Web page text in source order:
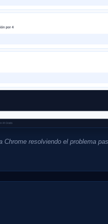
Chrome resolviendo el problema